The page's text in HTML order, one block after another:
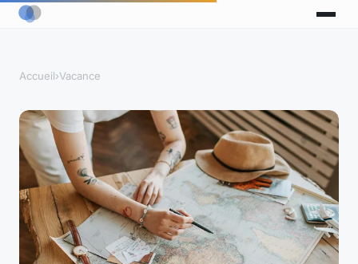
Accueil›Vacance